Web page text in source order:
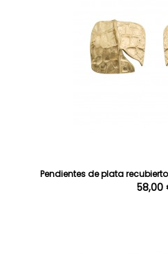
Pendientes de plata
58,00